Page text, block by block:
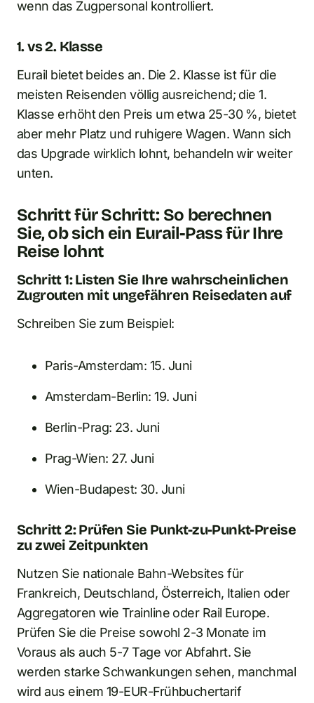
wenn das Zugpersonal kontrolliert.
1. vs 2. Klasse
Eurail bietet beides an. Die 2. Klasse ist für die
meisten Reisenden völlig ausreichend; die 1.
Klasse erhöht den Preis um etwa 25-30 %, bietet
aber mehr Platz und ruhigere Wagen. Wann sich
das Upgrade wirklich lohnt, behandeln wir weiter
unten.
Schritt für Schritt: So berechnen
Sie, ob sich ein Eurail-Pass für Ihre
Reise lohnt
Schritt 1: Listen Sie Ihre wahrscheinlichen
Zugrouten mit ungefähren Reisedaten auf
Schreiben Sie zum Beispiel:
Paris-Amsterdam: 15. Juni
Amsterdam-Berlin: 19. Juni
Berlin-Prag: 23. Juni
Prag-Wien: 27. Juni
Wien-Budapest: 30. Juni
Schritt 2: Prüfen Sie Punkt-zu-Punkt-Preise
zu zwei Zeitpunkten
Nutzen Sie nationale Bahn-Websites für
Frankreich, Deutschland, Österreich, Italien oder
Aggregatoren wie Trainline oder Rail Europe.
Prüfen Sie die Preise sowohl 2-3 Monate im
Voraus als auch 5-7 Tage vor Abfahrt. Sie
werden starke Schwankungen sehen, manchmal
wird aus einem 19-EUR-Frühbuchertarif